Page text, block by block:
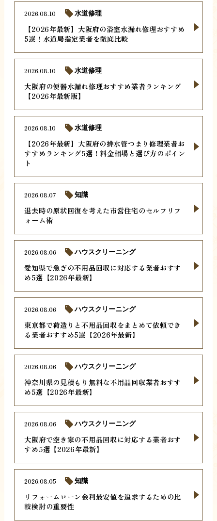
【2026年最新】大阪府の浴室水漏れ修理おすすめ
5選！水道局指定業者を徹底比較
2026.08.10 水道修理
大阪府の便器水漏れ修理おすすめ業者ランキング
【2026年最新版】
2026.08.10 水道修理
【2026年最新】大阪府の排水管つまり修理業者お
すすめランキング5選！料金相場と選び方のポイン
ト
2026.08.10 水道修理
退去時の原状回復を考えた市営住宅のセルフリフ
ォーム術
2026.08.07 知識
愛知県で急ぎの不用品回収に対応する業者おすす
め5選【2026年最新】
2026.08.06 ハウスクリーニング
東京都で荷造りと不用品回収をまとめて依頼でき
る業者おすすめ5選【2026年最新】
2026.08.06 ハウスクリーニング
神奈川県の見積もり無料な不用品回収業者おすす
め5選【2026年最新】
2026.08.06 ハウスクリーニング
大阪府で空き家の不用品回収に対応する業者おす
すめ5選【2026年最新】
2026.08.06 ハウスクリーニング
リフォームローン金利最安値を追求するための比
較検討の重要性
2026.08.05 知識